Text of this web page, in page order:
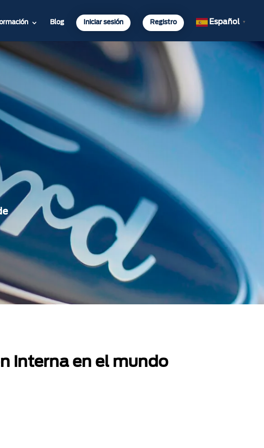
Blog Iniciar sesión Registro Español ▼
interna en el mundo